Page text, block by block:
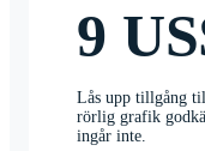
9
Lås upp tillgång
rörlig grafik
ingår inte.